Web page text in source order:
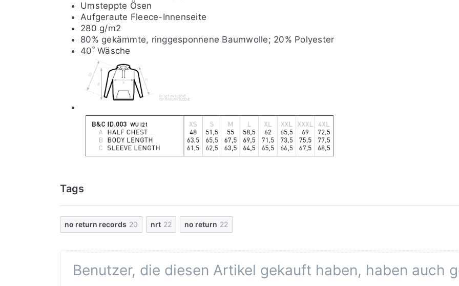
Umsteppte Ösen
Aufgeraute Fleece-Innenseite
280 g/m2
80% gekämmte, ringgesponnene Baumwolle; 20% Polyester
40˚ Wäsche
Tags
no return records 20 nrt 22 no return 22
Benutzer, die diesen Artikel gekauft haben, haben auch